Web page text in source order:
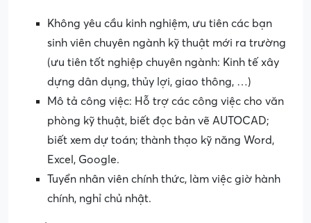
Không yêu cầu kinh nghiệm, ưu tiên các bạn
sinh viên chuyên ngành kỹ thuật mới ra trường
(ưu tiên tốt nghiệp chuyên ngành: Kinh tế xây
dựng dân dụng, thủy lợi, giao thông, …)
Mô tả công việc: Hỗ trợ các công việc cho văn
phòng kỹ thuật, biết đọc bản vẽ AUTOCAD;
biết xem dự toán; thành thạo kỹ năng Word,
Excel, Google.
Tuyển nhân viên chính thức, làm việc giờ hành
chính, nghỉ chủ nhật.